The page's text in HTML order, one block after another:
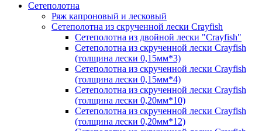
Сетеполотна
Ряж капроновый и лесковый
Сетеполотна из скрученной лески Crayfish
Сетеполотна из двойной лески "Crayfish"
Сетеполотна из скрученной лески Crayfish
(толщина лески 0,15мм*3)
Сетеполотна из скрученной лески Crayfish
(толщина лески 0,15мм*4)
Сетеполотна из скрученной лески Crayfish
(толщина лески 0,20мм*10)
Сетеполотна из скрученной лески Crayfish
(толщина лески 0,20мм*12)